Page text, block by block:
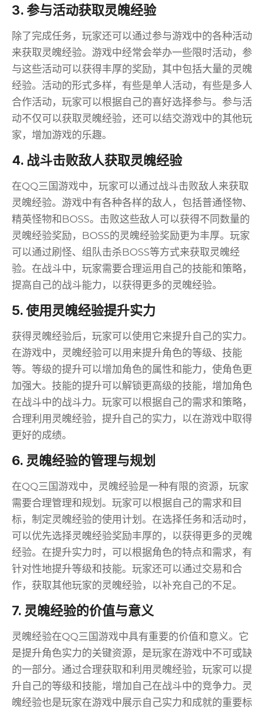
3. 参与活动获取灵魄经验
除了完成任务，玩家还可以通过参与游戏中的各种活动
来获取灵魄经验。游戏中经常会举办一些限时活动，参
与这些活动可以获得丰厚的奖励，其中包括大量的灵魄
经验。活动的形式多样，有些是单人活动，有些是多人
合作活动，玩家可以根据自己的喜好选择参与。参与活
动不仅可以获取灵魄经验，还可以结交游戏中的其他玩
家，增加游戏的乐趣。
4. 战斗击败敌人获取灵魄经验
在QQ三国游戏中，玩家可以通过战斗击败敌人来获取
灵魄经验。游戏中有各种各样的敌人，包括普通怪物、
精英怪物和BOSS。击败这些敌人可以获得不同数量的
灵魄经验奖励，BOSS的灵魄经验奖励更为丰厚。玩家
可以通过刷怪、组队击杀BOSS等方式来获取灵魄经
验。在战斗中，玩家需要合理运用自己的技能和策略，
提高自己的战斗能力，以获得更多的灵魄经验。
5. 使用灵魄经验提升实力
获得灵魄经验后，玩家可以使用它来提升自己的实力。
在游戏中，灵魄经验可以用来提升角色的等级、技能
等。等级的提升可以增加角色的属性和能力，使角色更
加强大。技能的提升可以解锁更高级的技能，增加角色
在战斗中的战斗力。玩家可以根据自己的需求和策略，
合理利用灵魄经验，提升自己的实力，以在游戏中取得
更好的成绩。
6. 灵魄经验的管理与规划
在QQ三国游戏中，灵魄经验是一种有限的资源，玩家
需要合理管理和规划。玩家可以根据自己的需求和目
标，制定灵魄经验的使用计划。在选择任务和活动时，
可以优先选择灵魄经验奖励丰厚的，以获得更多的灵魄
经验。在提升实力时，可以根据角色的特点和需求，有
针对性地提升等级和技能。玩家还可以通过交易和合
作，获取其他玩家的灵魄经验，以补充自己的不足。
7. 灵魄经验的价值与意义
灵魄经验在QQ三国游戏中具有重要的价值和意义。它
是提升角色实力的关键资源，是玩家在游戏中不可或缺
的一部分。通过合理获取和利用灵魄经验，玩家可以提
升自己的等级和技能，增加自己在战斗中的竞争力。灵
魄经验也是玩家在游戏中展示自己实力和成就的重要标